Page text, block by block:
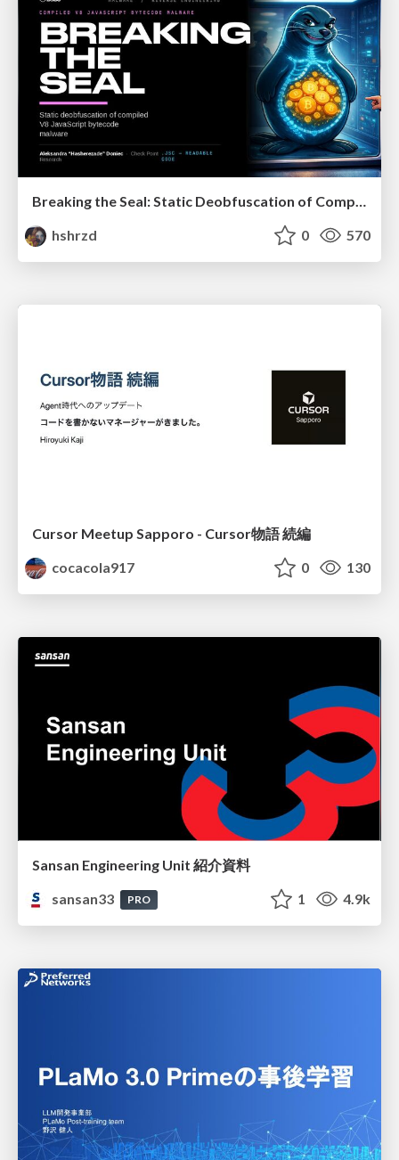
Breaking the Seal: Static Deobfuscation of Compiled V8 JavaScript Bytecode Malware
hshrzd
0 570
Cursor Meetup Sapporo - Cursor物語 続編
cocacola917
0 130
Sansan Engineering Unit 紹介資料
sansan33
PRO 1 4.9k